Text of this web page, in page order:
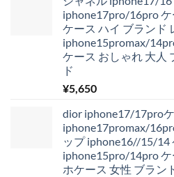
iphone17pro/16pro
ケース ハイ ブランド
iphone15promax/
ケース おしゃれ 大人
ド
¥5,650
dior iphone17/17pro
iphone17promax/
ップ iphone16//15/14
iphone15pro/14pro
ホケース 女性 ブラン